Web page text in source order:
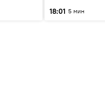
18:01 5 мин